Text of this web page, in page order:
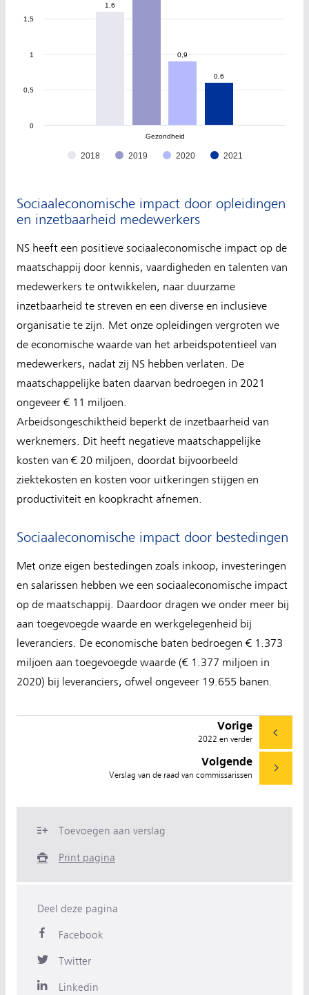
1,6
1,6
0,9
0,9
0,6
0,6
2018 2019 2020 2021
Gezondheid
0
0,5
1
1,5
Sociaaleconomische impact door opleidingen
en inzetbaarheid medewerkers
NS heeft een positieve sociaaleconomische impact op de
maatschappij door kennis, vaardigheden en talenten van
medewerkers te ontwikkelen, naar duurzame
inzetbaarheid te streven en een diverse en inclusieve
organisatie te zijn. Met onze opleidingen vergroten we
de economische waarde van het arbeidspotentieel van
medewerkers, nadat zij NS hebben verlaten. De
maatschappelijke baten daarvan bedroegen in 2021
ongeveer € 11 miljoen.
Arbeidsongeschiktheid beperkt de inzetbaarheid van
werknemers. Dit heeft negatieve maatschappelijke
kosten van € 20 miljoen, doordat bijvoorbeeld
ziektekosten en kosten voor uitkeringen stijgen en
productiviteit en koopkracht afnemen.
Sociaaleconomische impact door bestedingen
Met onze eigen bestedingen zoals inkoop, investeringen
en salarissen hebben we een sociaaleconomische impact
op de maatschappij. Daardoor dragen we onder meer bij
aan toegevoegde waarde en werkgelegenheid bij
leveranciers. De economische baten bedroegen € 1.373
miljoen aan toegevoegde waarde (€ 1.377 miljoen in
2020) bij leveranciers, ofwel ongeveer 19.655 banen.
Vorige
2022 en verder
Volgende
Verslag van de raad van commissarissen
Toevoegen aan verslag
Print pagina
Deel deze pagina
Facebook
Twitter
Linkedin